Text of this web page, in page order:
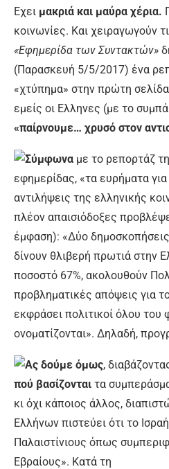
Εχει μακριά και μαύρα χέρια.
κοινωνίες. Και χειραγωγούν
«Εφημερίδα των Συντακτών»
(Παρασκευή 5/5/2017) ένα
«χτύπημα» στην πρώτη
εμείς οι Ελληνες (με το
«παίρνουμε… χρυσό στον
Σύμφωνα με το ρεπορτάζ
εφημερίδας, «τα ευρήματα
αντιλήψεις της ελληνικής
πλέον απαισιόδοξες
έμφαση): «Δύο
δίνουν θλιβερή πρωτιά στην
ποσοστό 67%, ακολουθούν
προβληματικές απόψεις για
εκφράσει πολιτικοί όλου του
ονοματίζονται». Δηλαδή,
Ας δούμε όμως,
πού βασίζονται τα
κι όχι κάποιος άλλος,
Ελλήνων πιστεύει ότι το
Παλαιστίνιους όπως
Εβραίους». Κατά τη